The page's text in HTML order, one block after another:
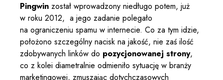
Pingwin został wprowadzony niedługo potem, już
w roku 2012, a jego zadanie polegało
na ograniczeniu spamu w internecie. Co za tym idzie,
położono szczególny nacisk na jakość, nie zaś ilość
zdobywanych linków do pozycjonowanej strony,
co z kolei diametralnie odmieniło sytuację w branży
marketingowej, zmuszając dotychczasowych